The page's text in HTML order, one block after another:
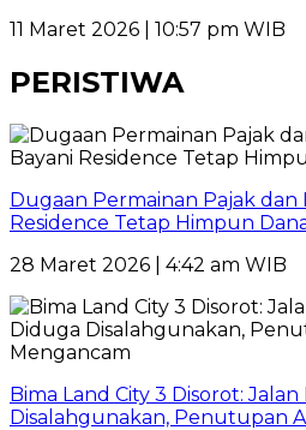
11 Maret 2026 | 10:57 pm WIB
PERISTIWA
Dugaan Permainan Pajak dan
Residence Tetap Himpun
28 Maret 2026 | 4:42 am WIB
Bima Land City 3 Disorot:
Disalahgunakan, Penutupan